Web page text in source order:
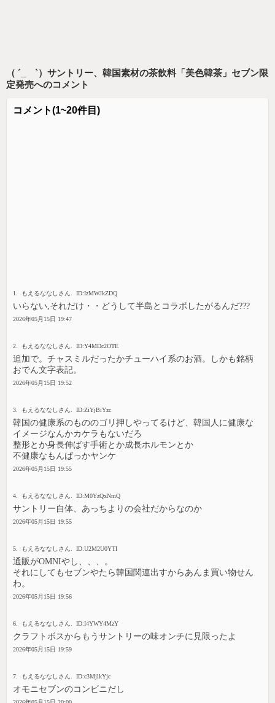
（ ´_ゝ`）サントリー、韓国素材の茶飲料「美色韓茶」セブン限
定発売へのコメント
コメント(1~20件目)
1. もえるななしさん. ID:IzMWJkZDQ
いらない,それだけ・・どうして半島とコラボしたがるんだ???
2026年05月15日 19:47
2. もえるななしさん. ID:Y4MDc2OTE
追加で。チャスミルだったかチューハイ系のお酒。しかも銘柄
おでん文字表記。
2026年05月15日 19:52
3. もえるななしさん. ID:ZiYjBiYzc
韓国の健康系のもののゴリ押しやってるけど、韓国人に健康な
イメージなんかカケラもないだろ
整形とか身長伸ばす手術とか成長ホルモンとか
不健康なもんばっかヤンケ
2026年05月15日 19:55
4. もえるななしさん. ID:M0YzQxNmQ
サントリー自体、あっちよりの会社だからなのか
2026年05月15日 19:55
5. もえるななしさん. ID:U2M2U0YTI
通販がOMNIやし、、、。
それにしてもセブンやたら韓国関連出すからあんま買い物せん
わ。
2026年05月15日 19:56
6. もえるななしさん. ID:I4YWY4MzY
クラフトボスからもうサントリーの味オンチに見限ったよ
2026年05月15日 19:59
7. もえるななしさん. ID:c3MjlkYjc
オモニセブンのコンビニだし